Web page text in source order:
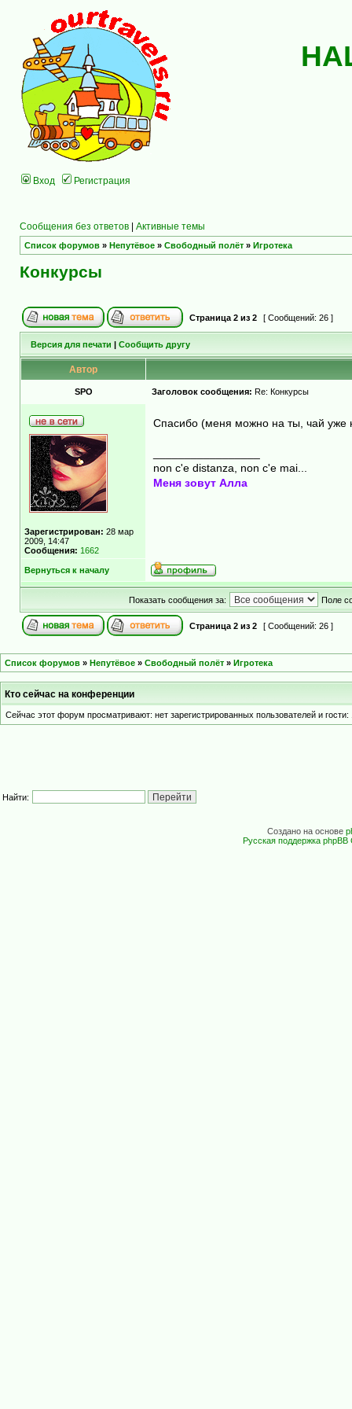
Вход Регистрация
Сообщения без ответов | Активные темы
Список форумов » Непутёвое » Свободный полёт » Игротека
Конкурсы
Страница 2 из 2 [ Сообщений: 26 ]
Версия для печати | Сообщить другу
Автор
SPO Заголовок сообщения: Re: Конкурсы
Зарегистрирован: 28 мар
2009, 14:47
Сообщения: 1662
Спасибо (меня можно на ты, чай уже
non c'e distanza, non c'e mai...
Меня зовут Алла
Вернуться к началу
Показать сообщения за: Поле
Страница 2 из 2 [ Сообщений: 26 ]
Список форумов » Непутёвое » Свободный полёт » Игротека
Кто сейчас на конференции
Сейчас этот форум просматривают: нет зарегистрированных пользователей и гости:
Найти:
Создано на основе
Русская поддержка phpBB